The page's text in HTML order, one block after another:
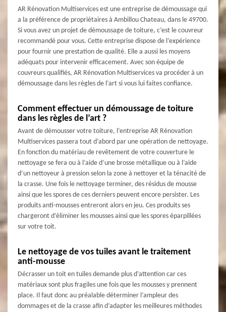
AR Rénovation Multiservices est une entreprise de démoussage qui
a la préférence de propriétaires à Ambillou Chateau, dans le 49700.
Si vous avez un projet de démoussage de toiture, c’est le couvreur
recommandé pour vous. Cette entreprise dispose de l’expérience
pour fournir une prestation de qualité. Elle a aussi les moyens
adéquats pour intervenir efficacement. Avec son équipe de
couvreurs qualifiés, AR Rénovation Multiservices va procéder à un
démoussage dans les règles de l’art si vous lui faites confiance.
Comment effectuer un démoussage de toiture
dans les règles de l’art ?
Avant de démousser votre toiture, l’entreprise AR Rénovation
Multiservices passera tout d’abord par une opération de nettoyage.
En fonction du matériau de revêtement de votre couverture le
nettoyage se fera ou à l’aide d’une brosse métallique ou à l’aide
d’un nettoyeur à pression selon la zone à nettoyer et la ténacité de
la crasse. Une fois le nettoyage terminer, des résidus de mousse
ainsi que les spores de ces derniers peuvent encore persister. Les
produits anti-mousses entreront alors en jeu. Ces produits ses
chargeront d’éliminer les mousses ainsi que les spores éparpillées
sur votre toit.
Le nettoyage de vos tuiles avant le traitement
anti-mousse
Décrasser un toit en tuiles demande plus d’attention car ces
matériaux sont plus fragiles une fois que les mousses y prennent
place. Il faut donc au préalable déterminer l’ampleur des
dommages et de la crasse afin d’adapter les meilleures méthodes